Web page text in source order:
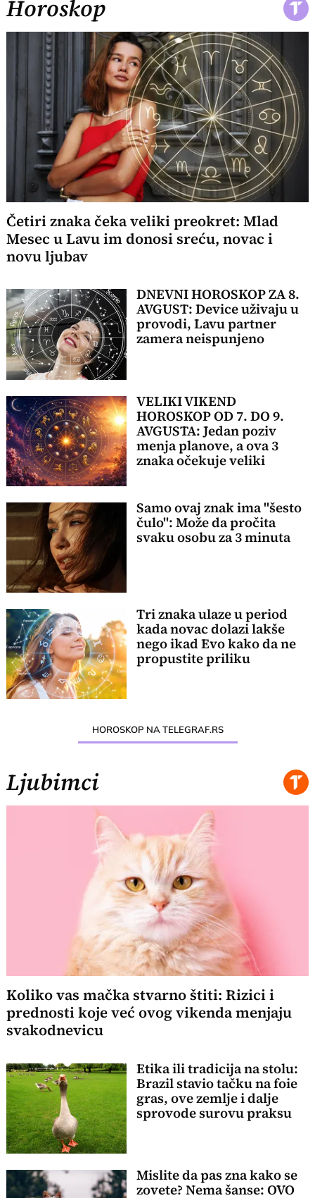
Horoskop
Četiri znaka čeka veliki preokret: Mlad
Mesec u Lavu im donosi sreću, novac i
novu ljubav
DNEVNI HOROSKOP ZA 8.
AVGUST: Device uživaju u
provodi, Lavu partner
zamera neispunjeno
VELIKI VIKEND
HOROSKOP OD 7. DO 9.
AVGUSTA: Jedan poziv
menja planove, a ova 3
znaka očekuje veliki
Samo ovaj znak ima "šesto
čulo": Može da pročita
svaku osobu za 3 minuta
Tri znaka ulaze u period
kada novac dolazi lakše
nego ikad Evo kako da ne
propustite priliku
HOROSKOP NA TELEGRAF.RS
Ljubimci
Koliko vas mačka stvarno štiti: Rizici i
prednosti koje već ovog vikenda menjaju
svakodnevicu
Etika ili tradicija na stolu:
Brazil stavio tačku na foie
gras, ove zemlje i dalje
sprovode surovu praksu
Mislite da pas zna kako se
zovete? Nema šanse: OVO